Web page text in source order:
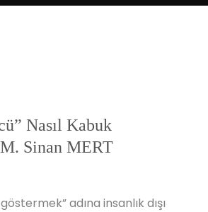
Nasıl Kabuk
Sinan MERT
adına insanlık dışı